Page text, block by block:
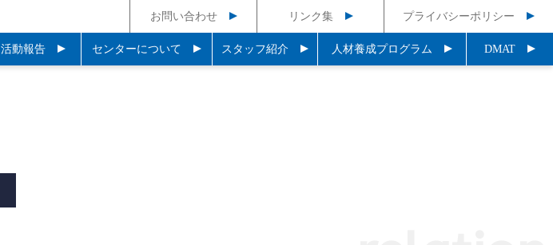
お問い合わせ リンク集 プライバシーポリシー
活動報告 センターについて スタッフ紹介 人材養成プログラム DMAT